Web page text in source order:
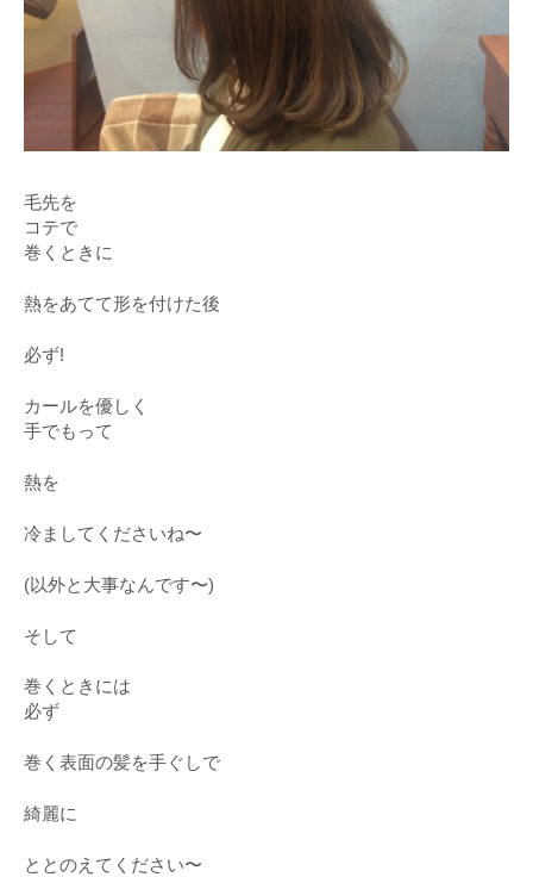
毛先を
コテで
巻くときに
熱をあてて形を付けた後
必ず!
カールを優しく
手でもって
熱を
冷ましてくださいね〜
(以外と大事なんです〜)
そして
巻くときには
必ず
巻く表面の髪を手ぐしで
綺麗に
ととのえてください〜